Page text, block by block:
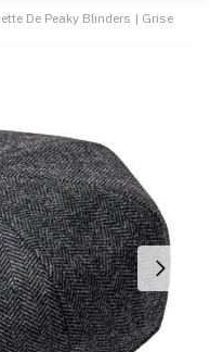
De Peaky Blinders​ | Grise